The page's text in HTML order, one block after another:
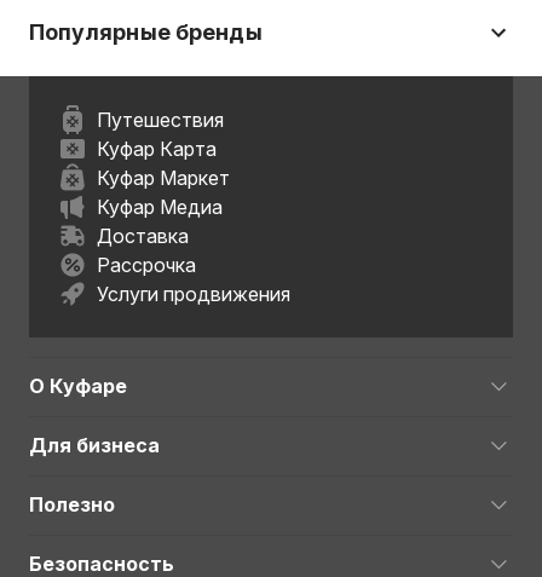
Популярные бренды
Путешествия
Куфар Карта
Куфар Маркет
Куфар Медиа
Доставка
Рассрочка
Услуги продвижения
О Куфаре
Для бизнеса
Полезно
Безопасность